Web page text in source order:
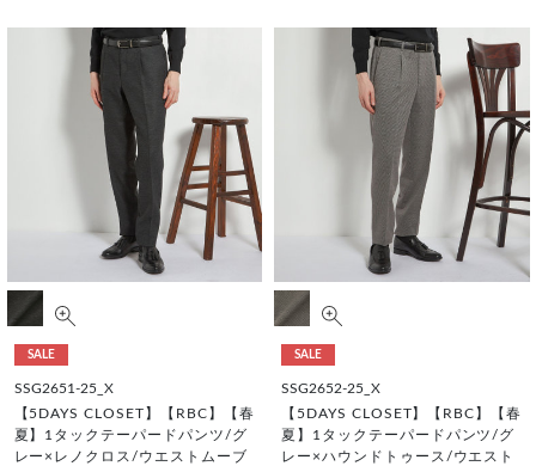
SALE
SSG2651-25_X
【5DAYS CLOSET】【RBC】【春
夏】1タックテーパードパンツ/グ
レー×レノクロス/ウエストムーブ
SALE
SSG2652-25_X
【5DAYS CLOSET】【RBC】【春
夏】1タックテーパードパンツ/グ
レー×ハウンドトゥース/ウエスト